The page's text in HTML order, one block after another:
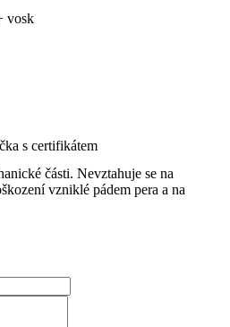
vosk
s certifikátem
části. Nevztahuje se na
vzniklé pádem pera a na